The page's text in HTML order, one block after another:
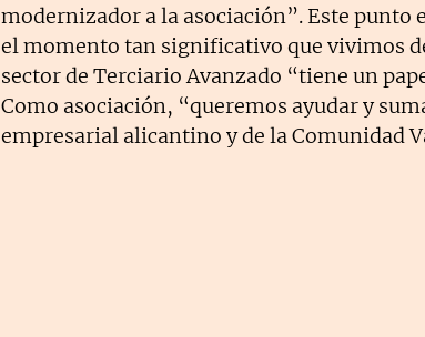
modernizador a la asociación”. Este punto
el momento tan significativo que vivimos
sector de Terciario Avanzado “tiene un
Como asociación, “queremos ayudar y
empresarial alicantino y de la Comunidad